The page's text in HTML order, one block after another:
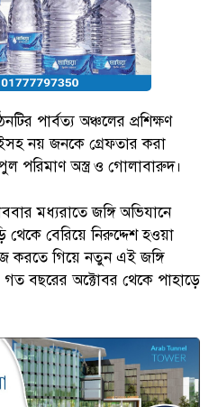
পার্বত্য অঞ্চলের প্রশিক্ষণ
নয় জনকে গ্রেফতার করা
পরিমাণ অস্ত্র ও গোলাবারুদ।
মধ্যরাতে জঙ্গি অভিযানে
থেকে বেরিয়ে নিরুদ্দেশ হওয়া
করতে গিয়ে নতুন এই জঙ্গি
বছরের অক্টোবর থেকে পাহাড়ে